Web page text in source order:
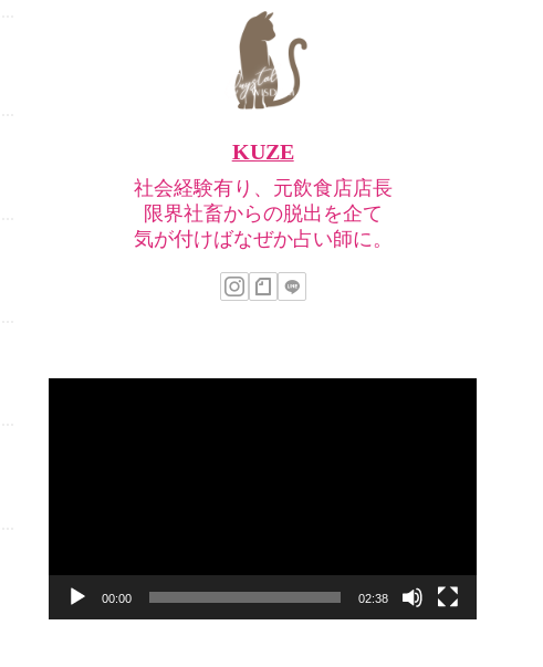
KUZE
社会経験有り、元飲食店店長
限界社畜からの脱出を企て
気が付けばなぜか占い師に。
ヤ
00:00 02:38